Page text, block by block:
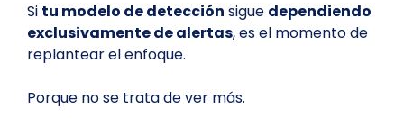
Si tu modelo de detección sigue dependiendo
exclusivamente de alertas, es el momento de
replantear el enfoque.
Porque no se trata de ver más.